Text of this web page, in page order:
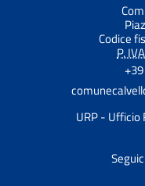
Codice
P.
URP - Ufficio